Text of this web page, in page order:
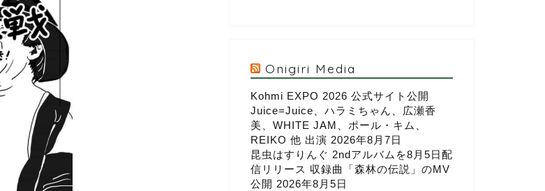
Onigiri Media
Kohmi EXPO 2026 公式サイト公開
Juice=Juice、ハラミちゃん、広瀬香
美、WHITE JAM、ポール・キム、
REIKO 他 出演 2026年8月7日
昆虫はすりんぐ 2ndアルバムを8月5日配
信リリース 収録曲「森林の伝説」のMV
公開 2026年8月5日